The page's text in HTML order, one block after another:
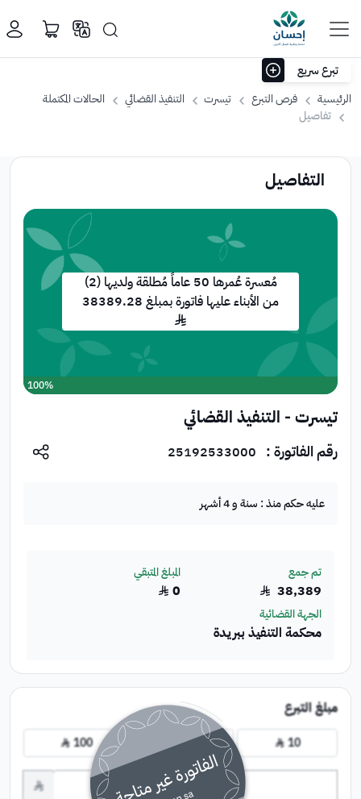
إلى المحتوى الرئيسي
تبرع سريع
المساجد
اختر مبلغ التبرع
10﷼
للحالات
تبرع الآن
أنت
هنا
الرئيسية فرص التبرع تيسرت التنفيذ القضائي
الحالات المكتملة
تفاصيل
التفاصيل
مُعسرة عُمرها 50 عاماً مُطلقة ولديها (2)
من الأبناء عليها فاتورة بمبلغ 38389.28
﷼
100%
تيسرت - التنفيذ القضائي
رقم الفاتورة : 25192533000
عليه حكم منذ :سنة و 4 أشهر
تم جمع
38,389 ﷼
المبلغ المتبقي
﷼
الجهة القضائية
محكمة التنفيذ ببريدة
مبلغ التبرع
10 ﷼ 50 ﷼ 100 ﷼
﷼